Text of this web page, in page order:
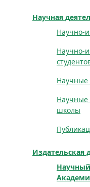
Научная
Научно-
Научно-
Научные
Научные
школы
Издательская